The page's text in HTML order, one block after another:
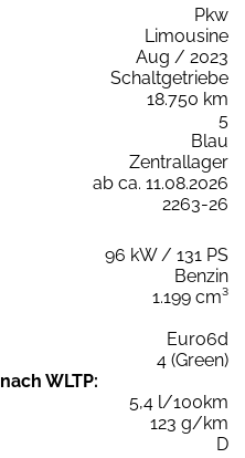
Pkw
Limousine
Aug / 2023
Schaltgetriebe
18.750 km
5
Blau
Zentrallager
ab ca. 11.08.2026
2263-26
96 kW / 131 PS
Benzin
1.199 cm³
Euro6d
4 (Green)
WLTP:
5,4 l/100km
123 g/km
D